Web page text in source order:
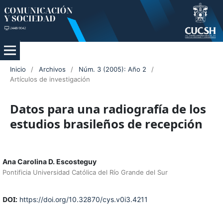
Inicio / Archivos / Núm. 3 (2005): Año 2
/
Artículos de investigación
Datos para una radiografía de los
estudios brasileños de recepción
Ana Carolina D. Escosteguy
Pontificia Universidad Católica del Río Grande del Sur
DOI: https://doi.org/10.32870/cys.v0i3.4211